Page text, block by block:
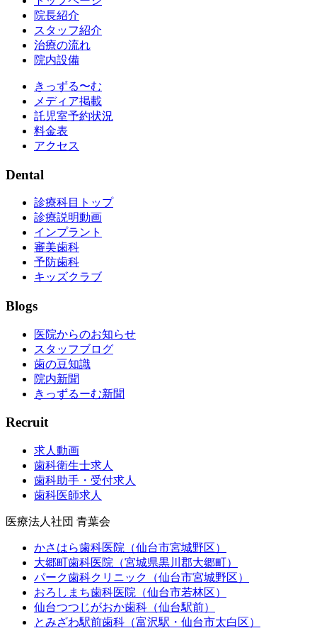
院長紹介
スタッフ紹介
治療の流れ
院内設備
きっずる〜む
メディア掲載
託児室予約状況
料金表
アクセス
Dental
診療科目トップ
診療説明動画
インプラント
審美歯科
予防歯科
キッズクラブ
Blogs
医院からのお知らせ
スタッフブログ
歯の豆知識
院内新聞
きっずるーむ新聞
Recruit
求人動画
歯科衛生士求人
歯科助手・受付求人
歯科医師求人
医療法人社団 青葉会
かさはら歯科医院（仙台市宮城野区）
大郷町歯科医院（宮城県黒川郡大郷町）
パーク歯科クリニック（仙台市宮城野区）
おろしまち歯科医院（仙台市若林区）
仙台つつじがおか歯科（仙台駅前）
とみざわ駅前歯科（富沢駅・仙台市太白区）